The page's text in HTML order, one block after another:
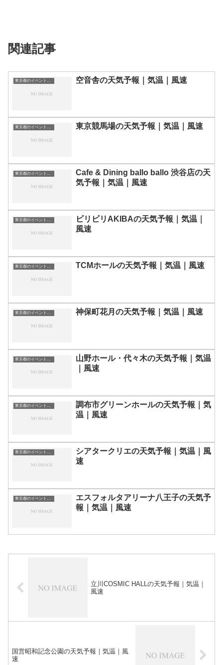
関連記事
東京都のイベント会場一覧 空音舎の天気予報｜気温｜風速
東京都のイベント会場一覧 東京競馬場の天気予報｜気温｜風速
東京都のイベント会場一覧
Cafe & Dining ballo ballo 渋谷店の天
気予報｜気温｜風速
東京都のイベント会場一覧
ビリビリAKIBAの天気予報｜気温｜
風速
東京都のイベント会場一覧 TCMホールの天気予報｜気温｜風速
東京都のイベント会場一覧 神保町花月の天気予報｜気温｜風速
東京都のイベント会場一覧
山野ホール・代々木の天気予報｜気温
｜風速
調布市グリーンホールの天気予報｜気
温｜風速
シアタークリエの天気予報｜気温｜風
速
エスフォルタアリーナ八王子の天気予
報｜気温｜風速
立川COSMIC HALLの天気予報｜気温｜
風速
国営昭和記念公園の天気予報｜気温｜風
速